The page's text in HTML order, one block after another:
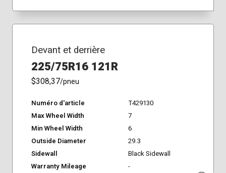
Devant et derrière
225/75R16 121R
$308,37/pneu
Numéro d'article
T429130
Max Wheel Width
7
Min Wheel Width
6
Outside Diameter
29.3
Sidewall
Black Sidewall
Warranty Mileage
-